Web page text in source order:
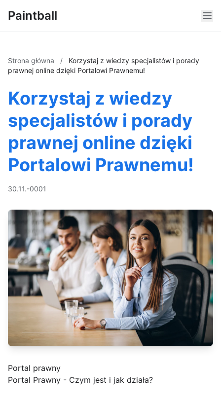
Paintball
Strona główna /
Korzystaj z wiedzy specjalistów i porady
prawnej online dzięki Portalowi Prawnemu!
Korzystaj z wiedzy
specjalistów i porady
prawnej online dzięki
Portalowi Prawnemu!
30.11.-0001
Portal prawny
Portal Prawny - Czym jest i jak działa?